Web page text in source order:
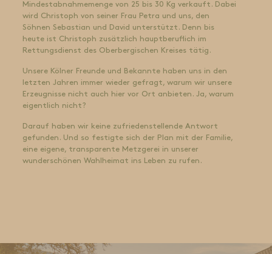
Mindestabnahmemenge von 25 bis 30 Kg verkauft. Dabei
wird Christoph von seiner Frau Petra und uns, den
Söhnen Sebastian und David unterstützt. Denn bis
heute ist Christoph zusätzlich hauptberuflich im
Rettungsdienst des Oberbergischen Kreises tätig.
Unsere Kölner Freunde und Bekannte haben uns in den
letzten Jahren immer wieder gefragt, warum wir unsere
Erzeugnisse nicht auch hier vor Ort anbieten. Ja, warum
eigentlich nicht?
Darauf haben wir keine zufriedenstellende Antwort
gefunden. Und so festigte sich der Plan mit der Familie,
eine eigene, transparente Metzgerei in unserer
wunderschönen Wahlheimat ins Leben zu rufen.